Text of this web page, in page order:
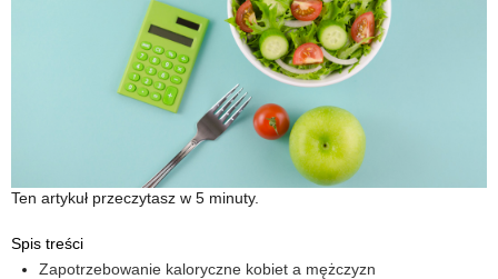
Ten artykuł przeczytasz w 5 minuty.
Spis treści
Zapotrzebowanie kaloryczne kobiet a mężczyzn